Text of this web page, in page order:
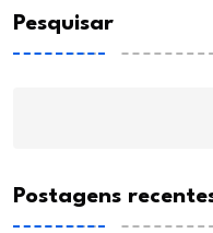
Pesquisar
Postagens